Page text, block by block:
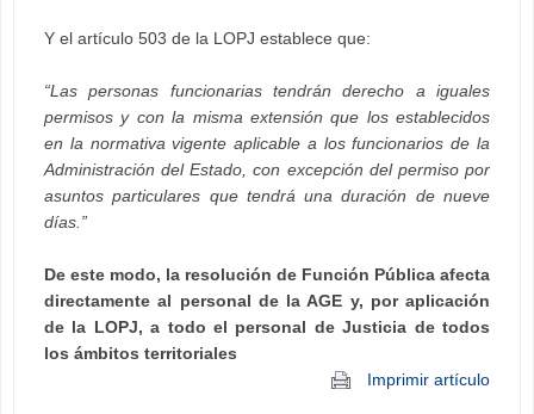
Y el artículo 503 de la LOPJ establece que:
“Las personas funcionarias tendrán derecho a iguales
permisos y con la misma extensión que los establecidos
en la normativa vigente aplicable a los funcionarios de la
Administración del Estado, con excepción del permiso por
asuntos particulares que tendrá una duración de nueve
días.”
De este modo, la resolución de Función Pública afecta
directamente al personal de la AGE y, por aplicación
de la LOPJ, a todo el personal de Justicia de todos
los ámbitos territoriales
Imprimir artículo